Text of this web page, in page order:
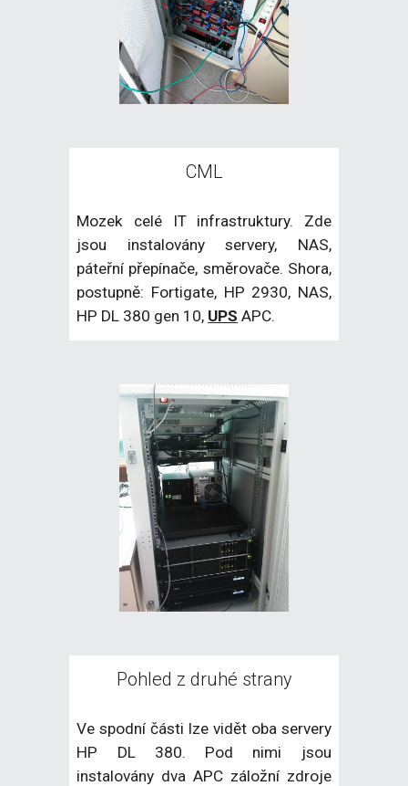
CML
Mozek celé IT infrastruktury. Zde
jsou instalovány servery, NAS,
páteřní přepínače, směrovače. Shora,
postupně: Fortigate, HP 2930, NAS,
HP DL 380 gen 10, UPS APC.
Pohled z druhé strany
Ve spodní části lze vidět oba servery
HP DL 380. Pod nimi jsou
instalovány dva APC záložní zdroje